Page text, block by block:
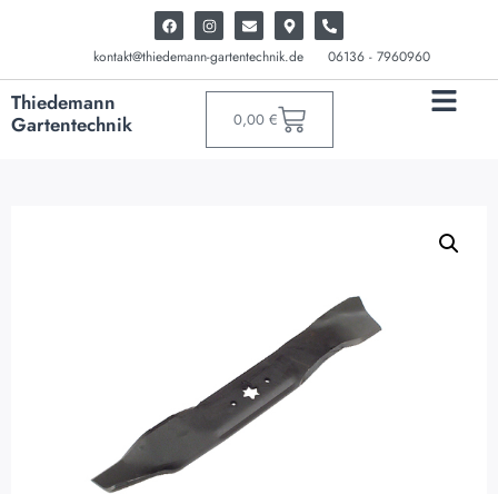
kontakt@thiedemann-gartentechnik.de 06136 - 7960960
Thiedemann
Gartentechnik
0,00 €